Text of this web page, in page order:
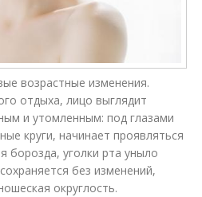
возрастные изменения.
отдыха, лицо выглядит
и утомленным: под глазами
круги, начинает проявляться
борозда, уголки рта уныло
без изменений,
округлость.